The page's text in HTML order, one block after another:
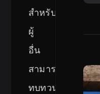
สำหรับ
ผู้
อื่น
สามารถ
ทบทวน